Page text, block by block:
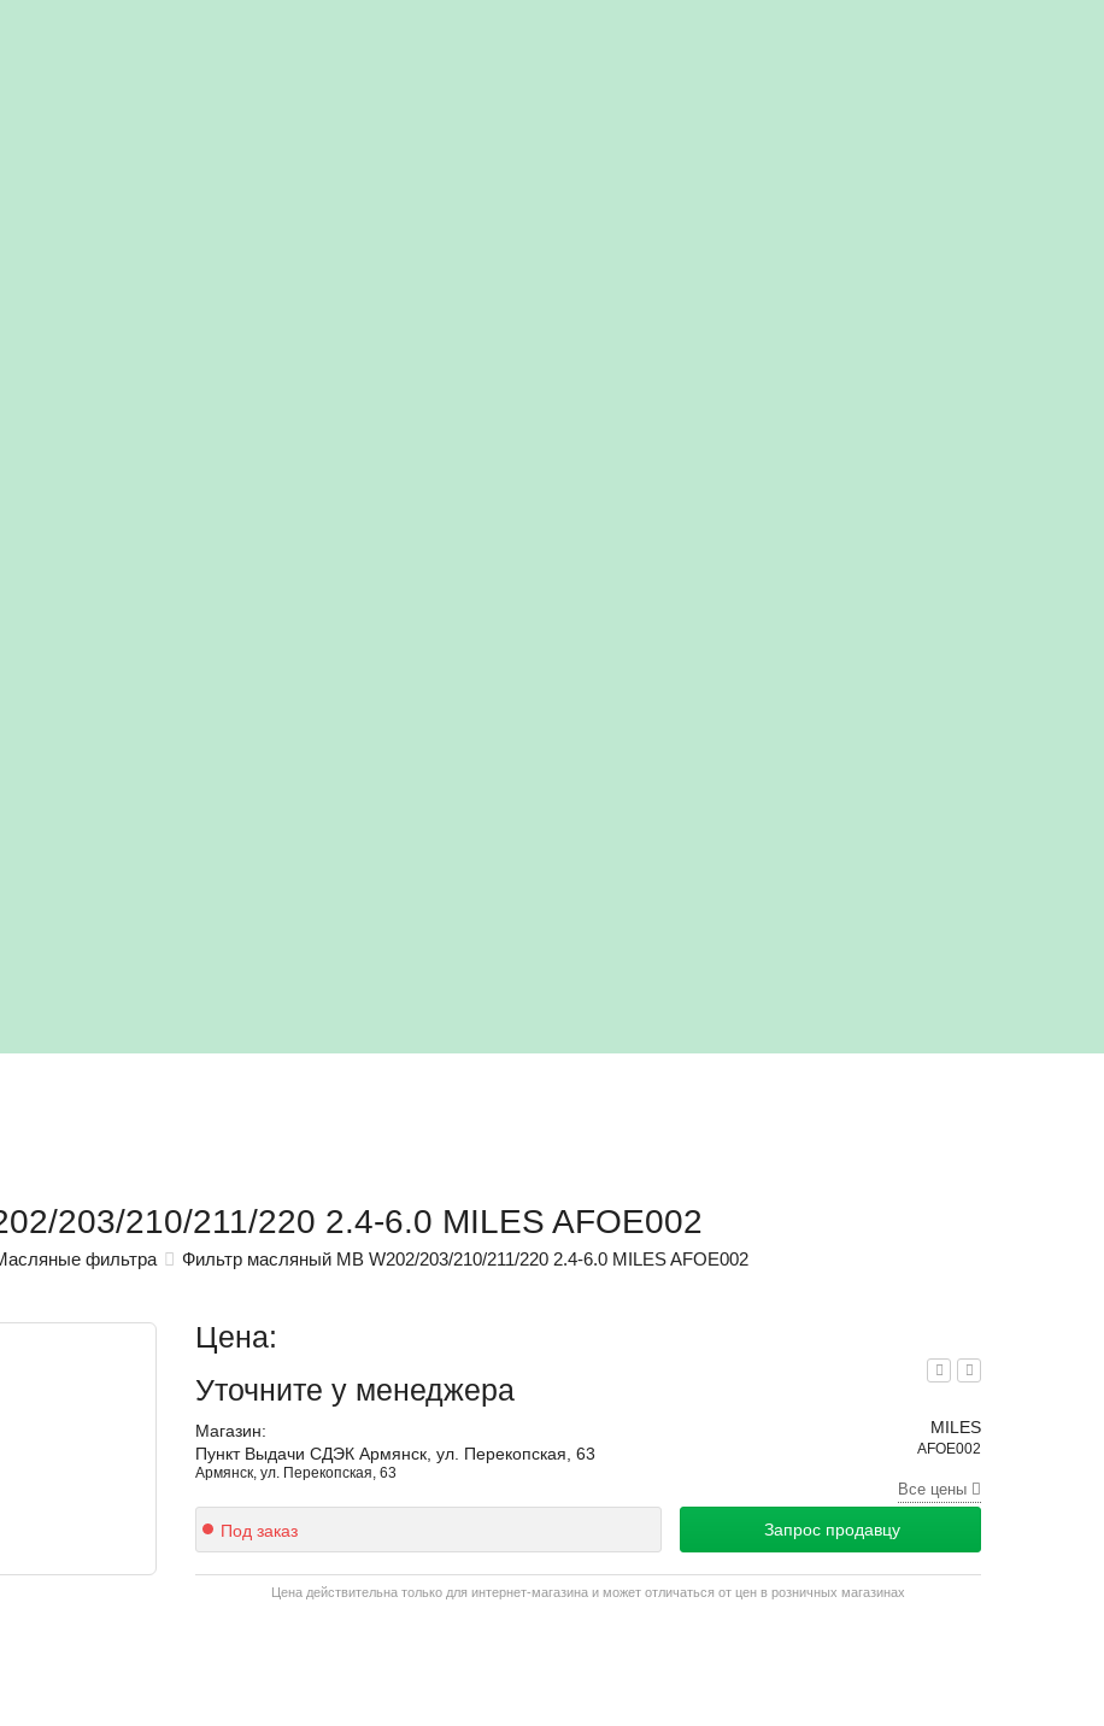
203/210/211/220 2.4-6.0 MILES AFOE002
фильтра Фильтр масляный MB W202/203/210/211/220 2.4-6.0 MILES AFOE002
Цена:
Уточните у менеджера
Магазин:
Пункт Выдачи СДЭК Армянск, ул. Перекопская, 63
Армянск, ул. Перекопская, 63
MILES
AFOE002
Все цены
Под заказ Запрос продавцу
Цена действительна только для интернет-магазина и может отличаться от цен в розничных магазинах